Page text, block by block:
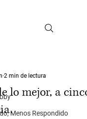
Menos Respondido
lo mejor, a
2 min de lectura